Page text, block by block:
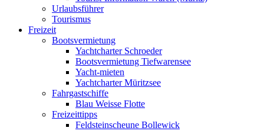
Urlaubsführer
Tourismus
Freizeit
Bootsvermietung
Yachtcharter Schroeder
Bootsvermietung Tiefwarensee
Yacht-mieten
Yachtcharter Müritzsee
Fahrgastschiffe
Blau Weisse Flotte
Freizeittipps
Feldsteinscheune Bollewick